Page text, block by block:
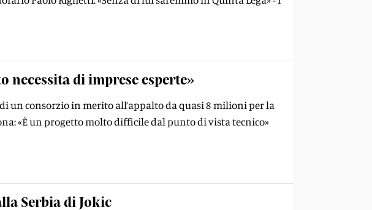
necessita di imprese esperte»
consorzio in merito all’appalto da quasi 8 milioni per la
«È un progetto molto difficile dal punto di vista tecnico»
Serbia di Jokic